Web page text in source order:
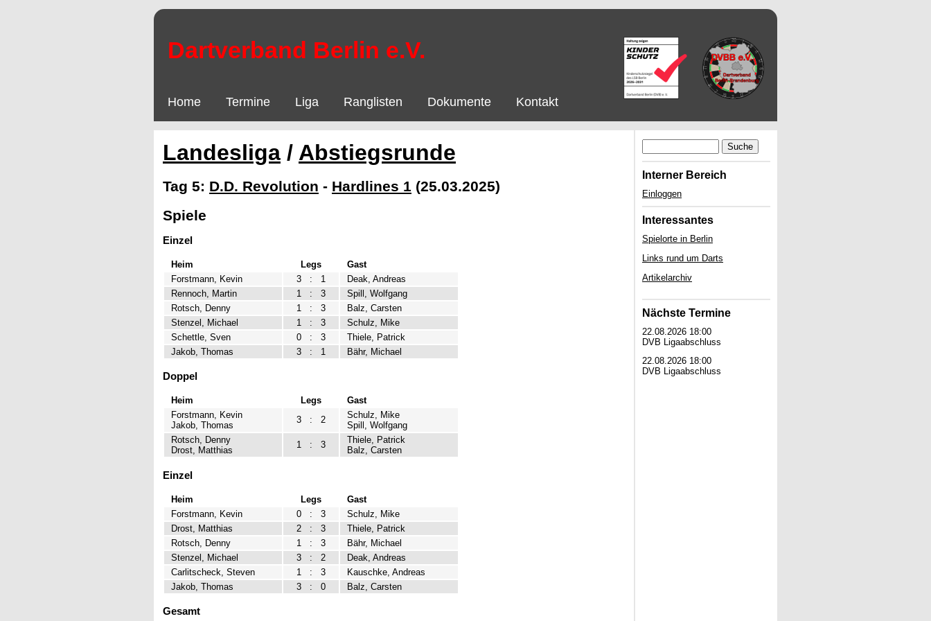
Dartverband Berlin e.V.
Home Termine Liga Ranglisten Dokumente Kontakt
Landesliga / Abstiegsrunde
Tag 5: D.D. Revolution - Hardlines 1 (25.03.2025)
Spiele
Einzel
Heim Legs
Gast
Forstmann, Kevin
3 : 1
Deak, Andreas
Rennoch, Martin
1 : 3
Spill, Wolfgang
Rotsch, Denny
1 : 3
Balz, Carsten
Stenzel, Michael
1 : 3
Schulz, Mike
Schettle, Sven
0 : 3
Thiele, Patrick
Jakob, Thomas
3 : 1 Bähr, Michael
Doppel
Heim Legs
Gast
Forstmann, Kevin
Jakob, Thomas
3 : 2
Schulz, Mike
Spill, Wolfgang
Rotsch, Denny
Drost, Matthias
1 : 3
Thiele, Patrick
Balz, Carsten
Einzel
Heim Legs
Gast
Forstmann, Kevin
0 : 3
Schulz, Mike
Drost, Matthias
2 : 3
Thiele, Patrick
Rotsch, Denny
1 : 3
Bähr, Michael
Stenzel, Michael
3 : 2
Deak, Andreas
Carlitscheck, Steven
1 : 3
Kauschke, Andreas
Jakob, Thomas
3 : 0 Balz, Carsten
Gesamt
Suche
Interner Bereich
Einloggen
Interessantes
Spielorte in Berlin
Links rund um Darts
Artikelarchiv
Nächste Termine
22.08.2026 18:00
DVB Ligaabschluss
22.08.2026 18:00
DVB Ligaabschluss